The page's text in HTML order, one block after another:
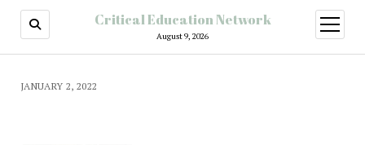
Critical Education Network
August 9, 2026
JANUARY 2, 2022